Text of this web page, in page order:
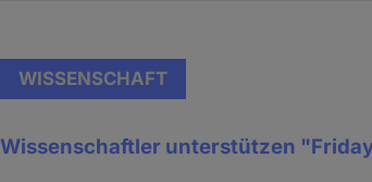
WISSENSCHAFT
Wissenschaftler unterstützen